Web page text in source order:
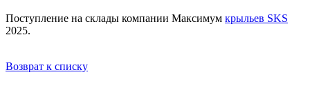
Поступление на склады компании Максимум крыльев SKS
2025.
Возврат к списку